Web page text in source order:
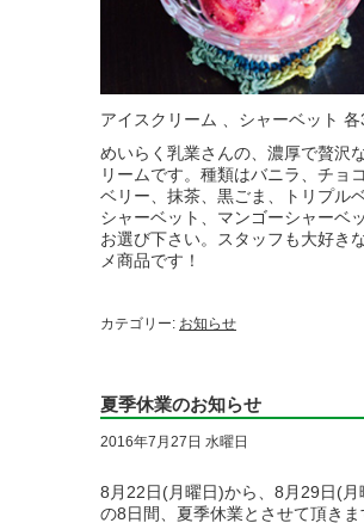
アイスクリーム 、シャーベット 各
めいらく乳業さんの、濃厚で贅沢
リームです。種類はバニラ、チョ
ベリー、抹茶、黒ごま、トリプル
シャーベット、マンゴーシャーベ
お選び下さい。スタッフも大好き
メ商品です！
カテゴリー: お知らせ
夏季休業のお知らせ
2016年7月27日 水曜日
8月22日(月曜日)から、8月29日(月
の8日間、夏季休業とさせて頂きま